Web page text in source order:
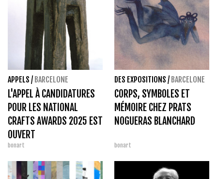
APPELS / BARCELONE
L'APPEL À CANDIDATURES
POUR LES NATIONAL
CRAFTS AWARDS 2025 EST
OUVERT
bonart
DES EXPOSITIONS / BARCELONE
CORPS, SYMBOLES ET
MÉMOIRE CHEZ PRATS
NOGUERAS BLANCHARD
bonart